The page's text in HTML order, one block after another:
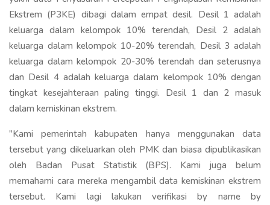
Ekstrem (P3KE) dibagi dalam empat desil. Desil 1 adalah
keluarga dalam kelompok 10% terendah, Desil 2 adalah
keluarga dalam kelompok 10-20% terendah, Desil 3 adalah
keluarga dalam kelompok 20-30% terendah dan seterusnya
dan Desil 4 adalah keluarga dalam kelompok 10% dengan
tingkat kesejahteraan paling tinggi. Desil 1 dan 2 masuk
dalam kemiskinan ekstrem.
"Kami pemerintah kabupaten hanya menggunakan data
tersebut yang dikeluarkan oleh PMK dan biasa dipublikasikan
oleh Badan Pusat Statistik (BPS). Kami juga belum
memahami cara mereka mengambil data kemiskinan ekstrem
tersebut. Kami lagi lakukan verifikasi by name by